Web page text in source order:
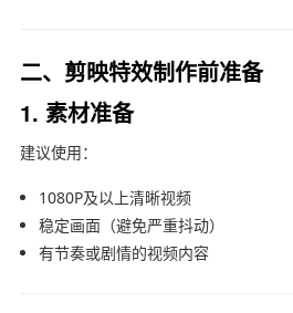
二、剪映特效制作前准备
1. 素材准备
建议使用：
1080P及以上清晰视频
稳定画面（避免严重抖动）
有节奏或剧情的视频内容